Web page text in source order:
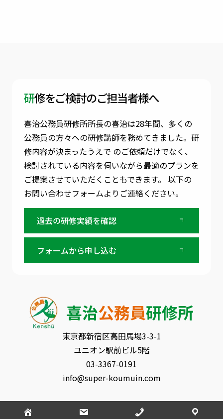
研修をご検討のご担当者様へ
喜治公務員研修所所長の喜治は28年間、多くの
公務員の方々への研修講師を務めてきました。 研
修内容が決まったうえで のご依頼だけでなく、
検討されている内容を伺いながら最適のプランを
ご提案させていただくこともできます。 以下の
お問い合わせフォームよりご連絡ください。
過去の研修実績を確認
フォームから申し込む
喜治公務員研修所
東京都新宿区⾼⽥⾺場3-3-1
ユニオン駅前ビル5階
03-3367-0191
info@super-koumuin.com